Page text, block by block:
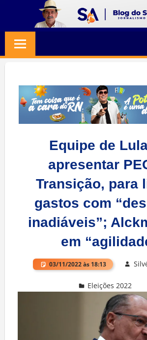
content
Jornalismo
Credibilidade
Equipe de
apresentar
Transição, para
gastos com
inadiáveis”;
em
03/11/2022 às 18:13
Eleições 2022